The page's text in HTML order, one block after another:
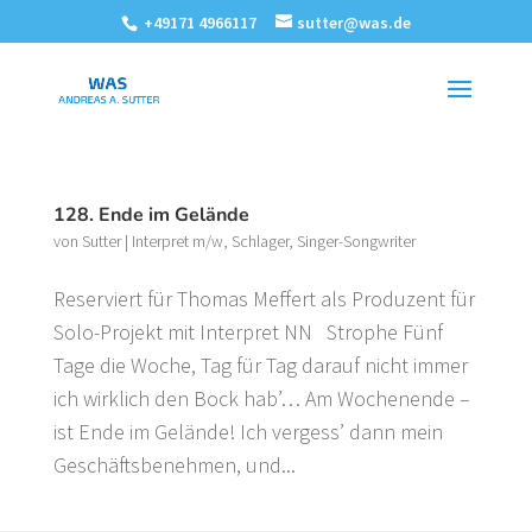
+49171 4966117 sutter@was.de
128. Ende im Gelände
von Sutter| Interpret m/w, Schlager, Singer-Songwriter
Reserviert für Thomas Meffert als Produzent für
Solo-Projekt mit Interpret NN Strophe Fünf
Tage die Woche, Tag für Tag darauf nicht immer
ich wirklich den Bock hab’… Am Wochenende –
ist Ende im Gelände! Ich vergess’ dann mein
Geschäftsbenehmen, und...